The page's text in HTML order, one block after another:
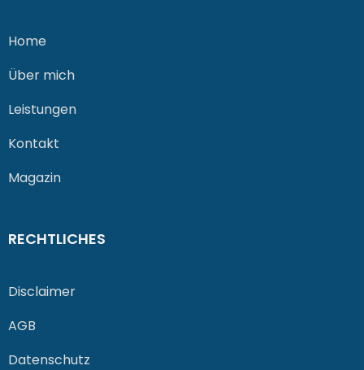
Home
Über mich
Leistungen
Kontakt
Magazin
RECHTLICHES
Disclaimer
AGB
Datenschutz